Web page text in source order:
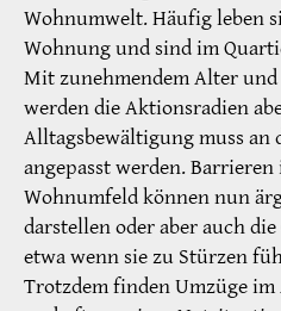
Wohnumwelt. Häufig leben
Wohnung und sind im
Mit zunehmendem Alter
werden die Aktionsradien
Alltagsbewältigung muss
angepasst werden.
Wohnumfeld können nun
darstellen oder aber auch
etwa wenn sie zu Stürzen
Trotzdem finden Umzüge